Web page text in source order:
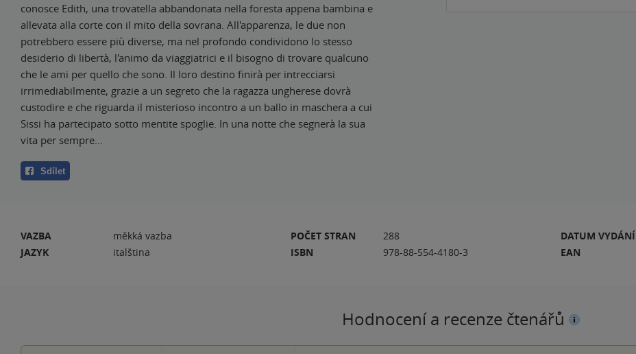
conosce Edith, una trovatella abbandonata nella foresta appena bambina e
allevata alla corte con il mito della sovrana. All'apparenza, le due non
potrebbero essere più diverse, ma nel profondo condividono lo stesso
desiderio di libertà, l'animo da viaggiatrici e il bisogno di trovare qualcuno
che le ami per quello che sono. Il loro destino finirà per intrecciarsi
irrimediabilmente, grazie a un segreto che la ragazza ungherese dovrà
custodire e che riguarda il misterioso incontro a un ballo in maschera a cui
Sissi ha partecipato sotto mentite spoglie. In una notte che segnerà la sua
vita per sempre...
Sdílet
VAZBA
měkká vazba
JAZYK
italština
POČET STRAN
288
ISBN
978-88-554-4180-3
DATUM VYDÁNÍ
EAN
Hodnocení a recenze čtenářů